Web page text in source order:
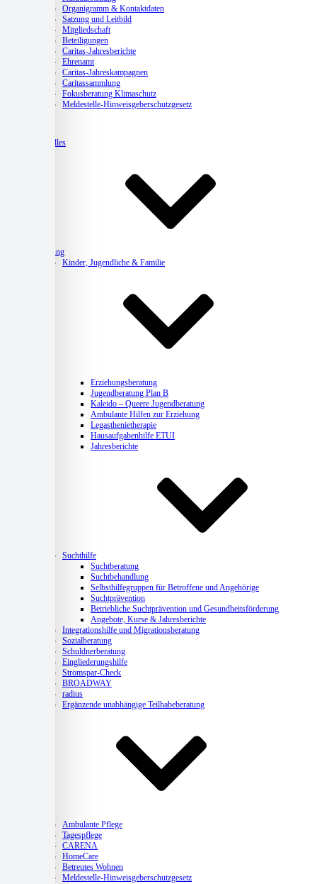
Organigramm & Kontaktdaten
Satzung und Leitbild
Mitgliedschaft
Beteiligungen
Caritas-Jahresberichte
Ehrenamt
Caritas-Jahreskampagnen
Caritassammlung
Fokusberatung Klimaschutz
Meldestelle-Hinweisgeberschutzgesetz
Aktuelles
Beratung
Kinder, Jugendliche & Familie
Erziehungsberatung
Jugendberatung Plan B
Kaleido – Queere Jugendberatung
Ambulante Hilfen zur Erziehung
Legasthenietherapie
Hausaufgabenhilfe ETUI
Jahresberichte
Suchthilfe
Suchtberatung
Suchtbehandlung
Selbsthilfegruppen für Betroffene und Angehörige
Suchtprävention
Betriebliche Suchtprävention und Gesundheitsförderung
Angebote, Kurse & Jahresberichte
Integrationshilfe und Migrationsberatung
Sozialberatung
Schuldnerberatung
Eingliederungshilfe
Stromspar-Check
BROADWAY
radius
Ergänzende unabhängige Teilhabeberatung
Ambulante Pflege
Tagespflege
CARENA
HomeCare
Betreutes Wohnen
Meldestelle-Hinweisgeberschutzgesetz